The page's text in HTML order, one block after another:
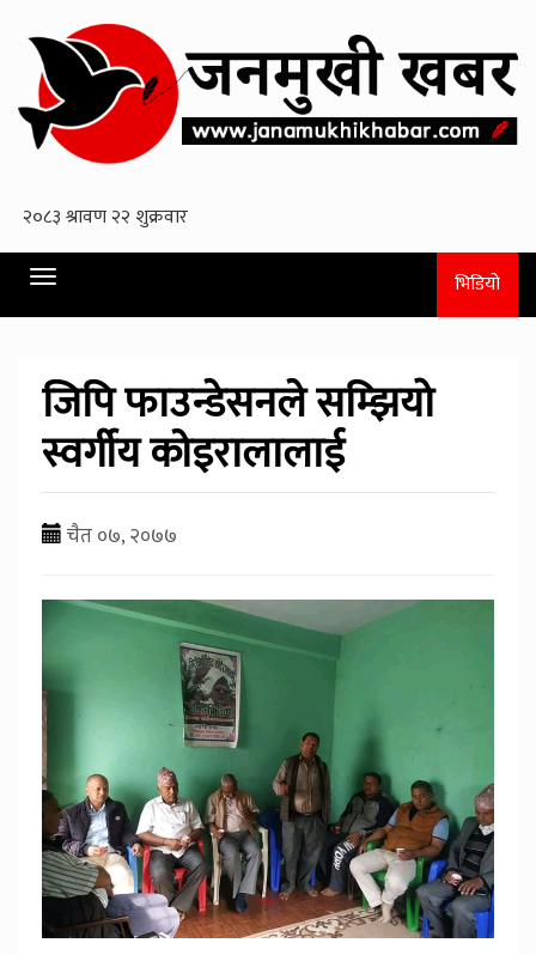
Toggle
navigation
भिडियो
जिपि फाउन्डेसनले सम्झियो
स्वर्गीय काेइरालालाई
चैत ०७, २०७७